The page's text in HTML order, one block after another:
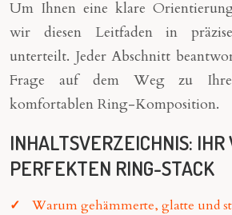
Um Ihnen eine klare
wir diesen Leitfaden in präzise
unterteilt. Jeder Abschnitt
Frage auf dem Weg zu
komfortablen Ring-Komposition.
INHALTSVERZEICHNIS: IHR
PERFEKTEN RING-STACK
Warum gehämmerte, glatte und